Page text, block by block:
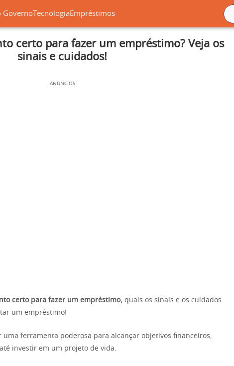
Governo Tecnologia Empréstimos
certo para fazer um empréstimo? Veja os
sinais e cuidados!
ANÚNCIOS
certo para fazer um empréstimo, quais os sinais e os cuidados
um empréstimo!
uma ferramenta poderosa para alcançar objetivos financeiros,
investir em um projeto de vida.